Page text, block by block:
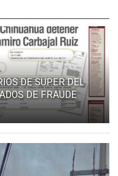
DE SUPER DEL
DE FRAUDE